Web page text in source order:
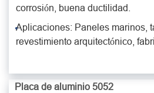
corrosión, buena ductilidad.
Aplicaciones: Paneles marinos,
revestimiento arquitectónico,
Placa de aluminio 5052